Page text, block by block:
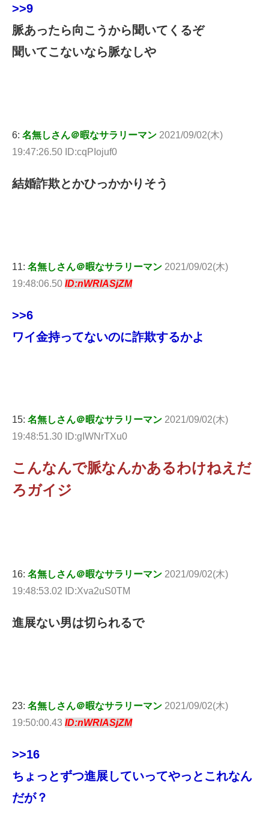
>>9
脈あったら向こうから聞いてくるぞ
聞いてこないなら脈なしや
6: 名無しさん＠暇なサラリーマン 2021/09/02(木)
19:47:26.50 ID:cqPIojuf0
結婚詐欺とかひっかかりそう
11: 名無しさん＠暇なサラリーマン 2021/09/02(木)
19:48:06.50 ID:nWRlASjZM
>>6
ワイ金持ってないのに詐欺するかよ
15: 名無しさん＠暇なサラリーマン 2021/09/02(木)
19:48:51.30 ID:gIWNrTXu0
こんなんで脈なんかあるわけねえだ
ろガイジ
16: 名無しさん＠暇なサラリーマン 2021/09/02(木)
19:48:53.02 ID:Xva2uS0TM
進展ない男は切られるで
23: 名無しさん＠暇なサラリーマン 2021/09/02(木)
19:50:00.43 ID:nWRlASjZM
>>16
ちょっとずつ進展していってやっとこれなん
だが？